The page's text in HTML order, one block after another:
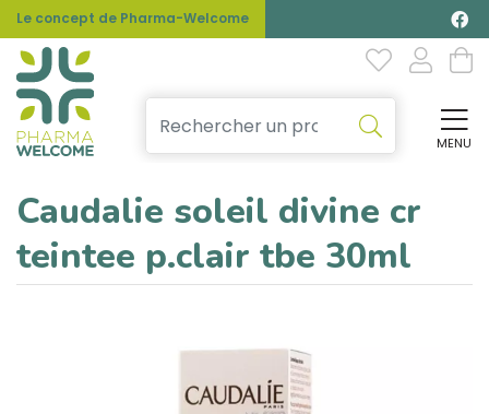
Le concept de Pharma-Welcome
MENU
Caudalie soleil divine cr
teintee p.clair tbe 30ml